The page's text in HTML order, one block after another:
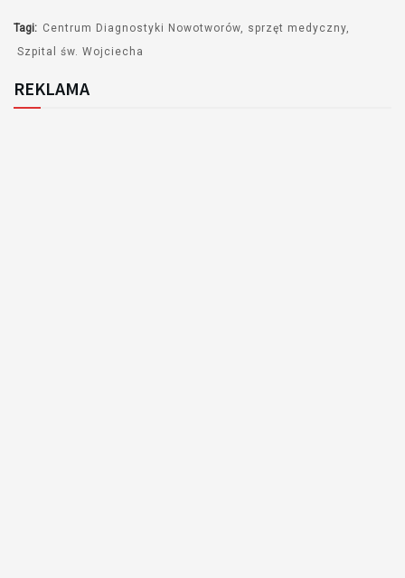
Tagi: Centrum Diagnostyki Nowotworów
sprzęt medyczny
Szpital św. Wojciecha
REKLAMA